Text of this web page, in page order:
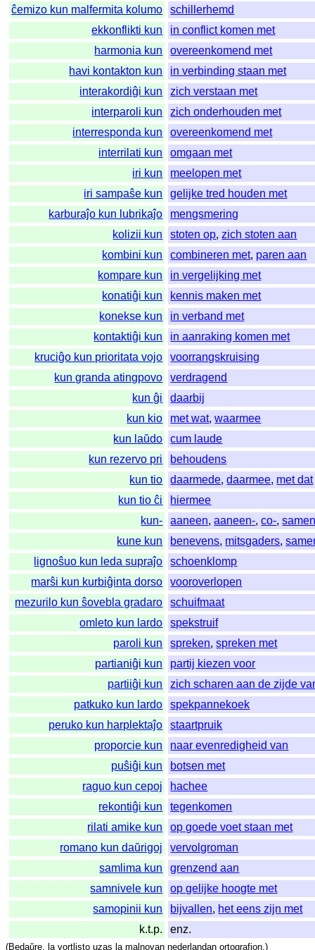
ĉemizo kun malfermita kolumo
schillerhemd
ekkonflikti kun
in conflict komen met
harmonia kun
overeenkomend met
havi kontakton kun
in verbinding staan met
interakordiĝi kun
zich verstaan met
interparoli kun
zich onderhouden met
interresponda kun
overeenkomend met
interrilati kun
omgaan met
iri kun
meelopen met
iri sampaŝe kun
gelijke tred houden met
karburaĵo kun lubrikaĵo
mengsmering
kolizii kun
stoten op,zich stoten aan
kombini kun
combineren met, paren aan
kompare kun
in vergelijking met
konatiĝi kun
kennis maken met
konekse kun
in verband met
kontaktiĝi kun
in aanraking komen met
kruciĝo kun prioritata vojo
voorrangskruising
kun granda atingpovo
verdragend
kun ĝi
daarbij
kun kio
met wat,waarmee
kun laŭdo
cum laude
kun rezervo pri
behoudens
kun tio
daarmede,daarmee, met dat
kun tio ĉi
hiermee
kun-
aaneen,aaneen-,co-,
kune kun
benevens, mitsgaders,
lignoŝuo kun leda supraĵo
schoenklomp
marŝi kun kurbiĝinta dorso
vooroverlopen
mezurilo kun ŝovebla gradaro
schuifmaat
omleto kun lardo
spekstruif
paroli kun
spreken,spreken met
partianiĝi kun
partij kiezen voor
partiiĝi kun
zich scharen aan de zijde
patkuko kun lardo
spekpannekoek
peruko kun harplektaĵo
staartpruik
proporcie kun
naar evenredigheid van
puŝiĝi kun
botsen met
raguo kun cepoj
hachee
rekontiĝi kun
tegenkomen
rilati amike kun
op goede voet staan met
romano kun daŭrigoj
vervolgroman
samlima kun
grenzend aan
samnivele kun
op gelijke hoogte met
samopinii kun
bijvallen, het eens zijn met
k.t.p.
enz.
(Bedaŭre, la vortlisto uzas la malnovan nederlandan ortografion.)